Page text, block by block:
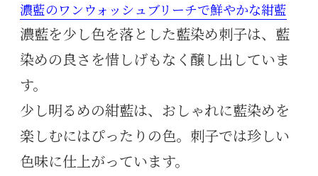
濃藍のワンウォッシュブリーチで鮮やかな紺藍
濃藍を少し色を落とした藍染め刺子は、藍
染めの良さを惜しげもなく醸し出していま
す。
少し明るめの紺藍は、おしゃれに藍染めを
楽しむにはぴったりの色。刺子では珍しい
色味に仕上がっています。